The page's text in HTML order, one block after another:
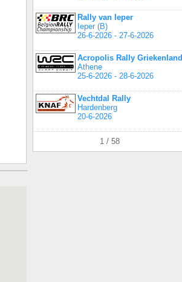
Rally van Ieper
Ieper (B)
26-6-2026 - 27-6-2026
Acropolis Rally Griekenland
Athene
25-6-2026 - 28-6-2026
Vechtdal Rally
Hardenberg
20-6-2026
1 / 58